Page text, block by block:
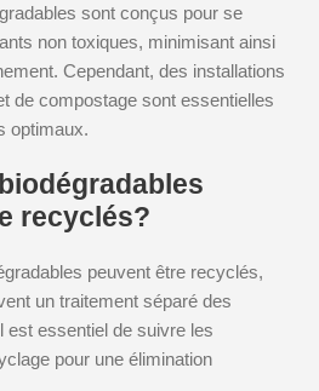
sont conçus pour se
non toxiques, minimisant ainsi
Cependant, des installations
de compostage sont essentielles
optimaux.
recyclés?
peuvent être recyclés,
un traitement séparé des
est essentiel de suivre les
pour une élimination